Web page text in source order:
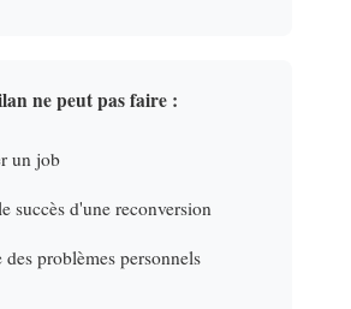
ne peut pas faire :
un job
succès d'une reconversion
des problèmes personnels